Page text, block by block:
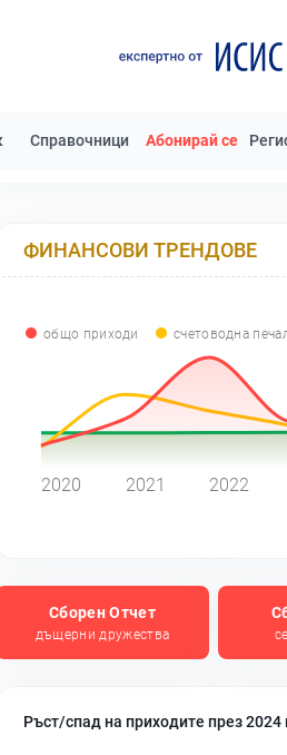
Справочници Абонирай се
ФИНАНСОВИ ТРЕНДОВЕ
общо приходи счетоводна
2020 2021 2022
Сборен Отчет
дъщерни дружества
Ръст/спад на приходите през 2024